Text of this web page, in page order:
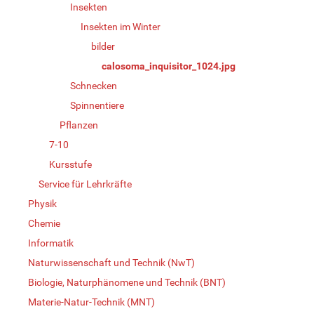
Insekten
Insekten im Winter
bilder
calosoma_inquisitor_1024.jpg
Schnecken
Spinnentiere
Pflanzen
7-10
Kursstufe
Service für Lehrkräfte
Physik
Chemie
Informatik
Naturwissenschaft und Technik (NwT)
Biologie, Naturphänomene und Technik (BNT)
Materie-Natur-Technik (MNT)